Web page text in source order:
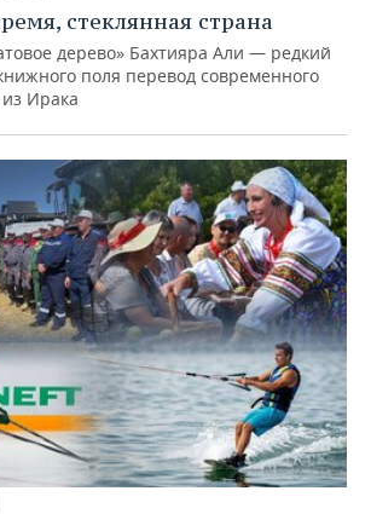
стеклянная страна
дерево» Бахтияра Али — редкий
поля перевод современного
из Ирака